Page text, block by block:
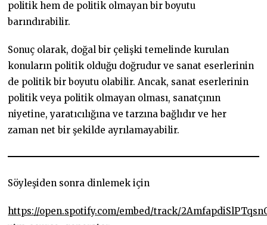
politik hem de politik olmayan bir boyutu
barındırabilir.
Sonuç olarak, doğal bir çelişki temelinde kurulan
konuların politik olduğu doğrudur ve sanat eserlerinin
de politik bir boyutu olabilir. Ancak, sanat eserlerinin
politik veya politik olmayan olması, sanatçının
niyetine, yaratıcılığına ve tarzına bağlıdır ve her
zaman net bir şekilde ayrılamayabilir.
Söyleşiden sonra dinlemek için
https://open.spotify.com/embed/track/